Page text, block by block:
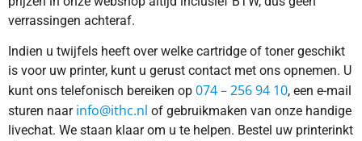
verrassingen achteraf.
Indien u twijfels heeft over welke cartridge of toner geschikt
is voor uw printer, kunt u gerust contact met ons opnemen. U
kunt ons telefonisch bereiken op 074 – 256 94 10, een e-mail
sturen naar info@ithc.nl of gebruikmaken van onze handige
livechat. We staan klaar om u te helpen. Bestel uw printerinkt